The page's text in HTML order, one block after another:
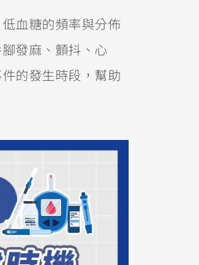
血糖的頻率與分佈
發麻、顫抖、心
的發生時段，幫助